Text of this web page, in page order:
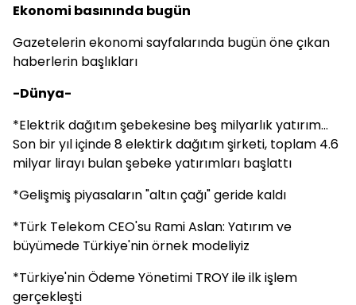
Ekonomi basınında bugün
Gazetelerin ekonomi sayfalarında bugün öne çıkan
haberlerin başlıkları
-Dünya-
*Elektrik dağıtım şebekesine beş milyarlık yatırım...
Son bir yıl içinde 8 elektirk dağıtım şirketi, toplam 4.6
milyar lirayı bulan şebeke yatırımları başlattı
*Gelişmiş piyasaların "altın çağı" geride kaldı
*Türk Telekom CEO'su Rami Aslan: Yatırım ve
büyümede Türkiye'nin örnek modeliyiz
*Türkiye'nin Ödeme Yönetimi TROY ile ilk işlem
gerçekleşti